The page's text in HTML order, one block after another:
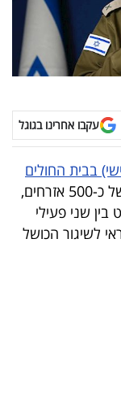
עקבו אחרינו בגוגל
בבית החולים
שלטענת הפלסטינים גרם למותם של כ-500 אזרחים,
שני פעילי
לשיגור הכושל